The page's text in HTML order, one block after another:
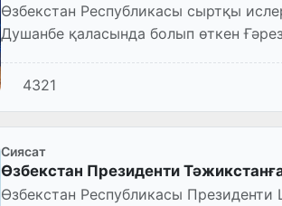
Өзбекстан Республикасы сыртқы
Душанбе қаласында болып өткен
4321
Сиясат
Өзбекстан Президенти
Өзбекстан Республикасы